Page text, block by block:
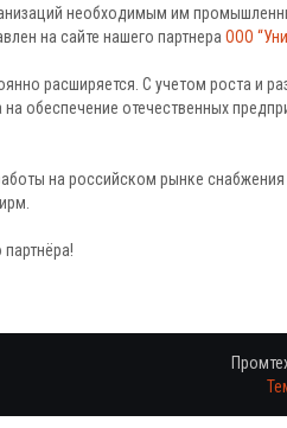
необходимым им
на сайте нашего партнера ООО
расширяется. С учетом роста и
обеспечение отечественных
на российском рынке